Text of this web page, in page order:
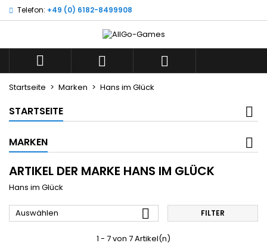
Telefon: +49 (0) 6182-8499908
  
Startseite Marken Hans im Glück
STARTSEITE
MARKEN
ARTIKEL DER MARKE HANS IM GLÜCK
Hans im Glück
Auswählen  FILTER
1 - 7 von 7 Artikel(n)
Wunschliste ×
add_circle_outline
Neue Liste anlegen
((modalTitle)) ×
((confirmMessage))
((cancelText)) ((modalDeleteText))
((title)) ×
((label))
Anmelden ×
Sie müssen angemeldet sein, um Artikel Ihrer
Wunschliste hinzufügen zu können.